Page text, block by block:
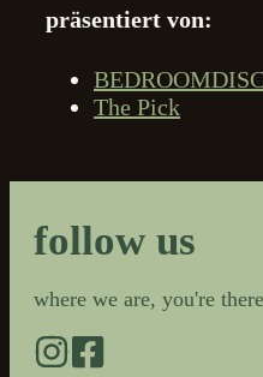
präsentiert von:
The Pick
follow us
where we are, you're there